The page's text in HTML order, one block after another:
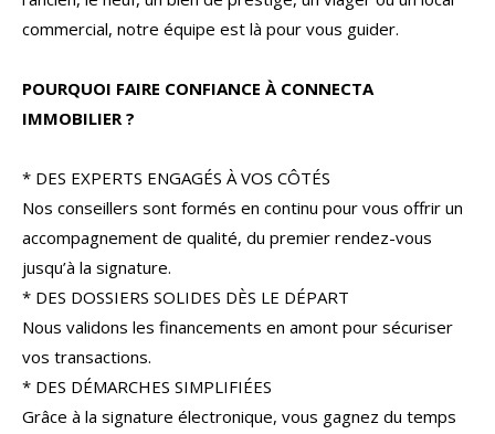
commercial, notre équipe est là pour vous guider.
POURQUOI FAIRE CONFIANCE À CONNECTA
IMMOBILIER ?
* DES EXPERTS ENGAGÉS À VOS CÔTÉS
Nos conseillers sont formés en continu pour vous offrir un
accompagnement de qualité, du premier rendez-vous
jusqu’à la signature.
* DES DOSSIERS SOLIDES DÈS LE DÉPART
Nous validons les financements en amont pour sécuriser
vos transactions.
* DES DÉMARCHES SIMPLIFIÉES
Grâce à la signature électronique, vous gagnez du temps
Référence
AFFINER LES CRITÈRES
FILTRER PAR
COUPS DE COEUR
NOUVEAUTÉS
RECHERCHER